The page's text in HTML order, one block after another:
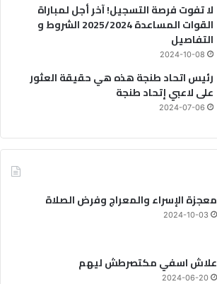
لا تفوت فرصة التسجيل! آخر أجل لمباراة
القوات المساعدة 2025/2024 الشروط و
التفاصيل
2024-10-08
رئيس اتحاد طنجة هذه هي حقيقة العثور
على لاعبي إتحاد طنجة
2024-07-06
معجزة الإسراء والمعراج وفرض الصلاة
2024-10-03
علاش اسفي مكتصرطش ليهم
2024-06-20